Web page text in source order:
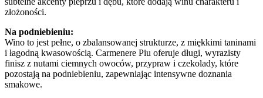
złożoności.
Na podniebieniu:
Wino to jest pełne, o zbalansowanej strukturze, z miękkimi taninami
i łagodną kwasowością. Carmenere Piu oferuje długi, wyrazisty
finisz z nutami ciemnych owoców, przypraw i czekolady, które
pozostają na podniebieniu, zapewniając intensywne doznania
smakowe.